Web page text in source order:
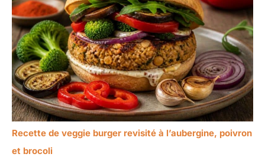
Recette de veggie burger revisité à l’aubergine, poivron
et brocoli